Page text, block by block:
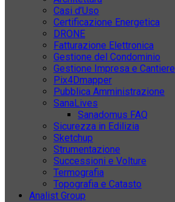
Casi d’Uso
Certificazione Energetica
DRONE
Fatturazione Elettronica
Gestione del Condominio
Gestione Impresa e Cantiere
Pix4Dmapper
Pubblica Amministrazione
SanaLives
Sanadomus FAQ
Sicurezza in Edilizia
Sketchup
Strumentazione
Successioni e Volture
Termografia
Topografia e Catasto
Analist Group